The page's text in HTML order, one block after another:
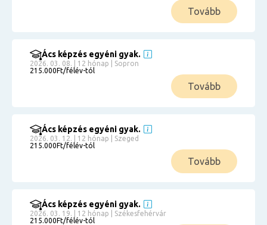
Tovább
Ács képzés egyéni gyak.
2026. 03. 08. | 12 hónap | Sopron
215.000Ft/félév-tól
Tovább
Ács képzés egyéni gyak.
2026. 03. 12. | 12 hónap | Szeged
215.000Ft/félév-tól
Tovább
Ács képzés egyéni gyak.
2026. 03. 19. | 12 hónap | Székesfehérvár
215.000Ft/félév-tól